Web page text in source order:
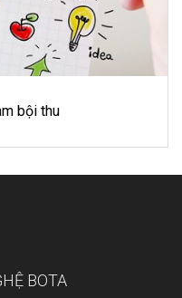
– Những thách thức cần
BOTA